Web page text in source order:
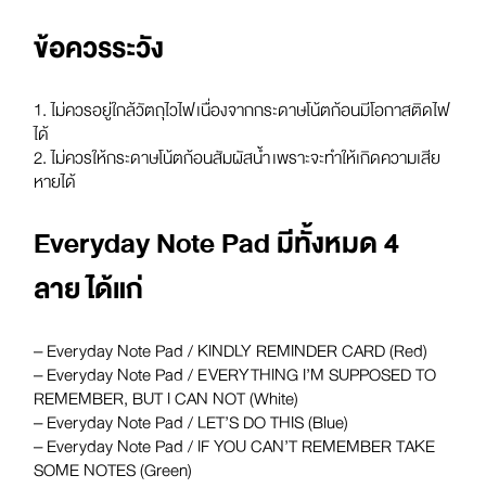
ข้อควรระวัง
1. ไม่ควรอยู่ใกล้วัตถุไวไฟ เนื่องจากกระดาษโน้ตก้อนมีโอกาสติดไฟ
ได้
2. ไม่ควรให้กระดาษโน้ตก้อนสัมผัสน้ำ เพราะจะทำให้เกิดความเสีย
หายได้
Everyday Note Pad มีทั้งหมด 4
ลาย ได้แก่
– Everyday Note Pad / KINDLY REMINDER CARD (Red)
– Everyday Note Pad / EVERYTHING I’M SUPPOSED TO
REMEMBER, BUT I CAN NOT (White)
– Everyday Note Pad / LET’S DO THIS (Blue)
– Everyday Note Pad / IF YOU CAN’T REMEMBER TAKE
SOME NOTES (Green)